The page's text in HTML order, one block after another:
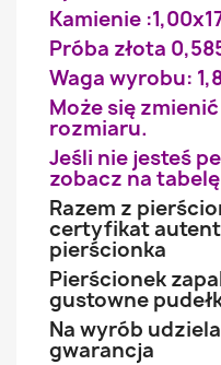
Kamienie
Próba złota
Waga wyrobu:
Może się
rozmiaru.
Jeśli nie jesteś
zobacz na tabelę
Razem z
certyfikat
pierścionka
Pierścionek
gustowne
Na wyrób
gwarancja